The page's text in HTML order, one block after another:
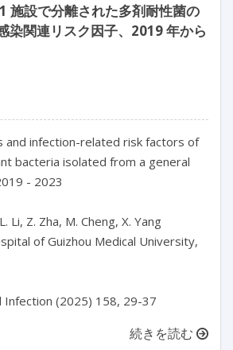
施設で分離された多剤耐性菌の
染関連リスク因子、2019 年から
and infection-related risk factors of
bacteria isolated from a general
- 2023
Li, Z. Zha, M. Cheng, X. Yang
of Guizhou Medical University,
続きを読む